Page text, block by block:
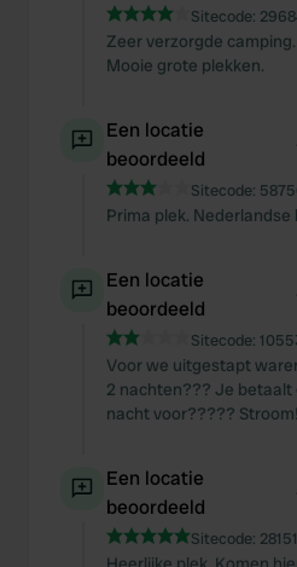
Sitecode:
Zeer verzorgde
Mooie grote plekken.
Een locatie
beoordeeld
Sitecode:
Prima plek. Nederlandse
Een locatie
beoordeeld
Sitecode:
Voor we uitgestapt
2 nachten??? Je
nacht voor?????
Een locatie
beoordeeld
Sitecode: 28151